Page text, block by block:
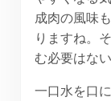
成肉の風味
りますね。
む必要はな
一口水を口